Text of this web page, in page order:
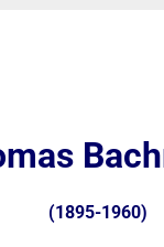
(1895-1960)